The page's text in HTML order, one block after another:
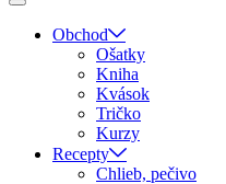
Obchod
Ošatky
Kniha
Kvások
Tričko
Kurzy
Recepty
Chlieb, pečivo